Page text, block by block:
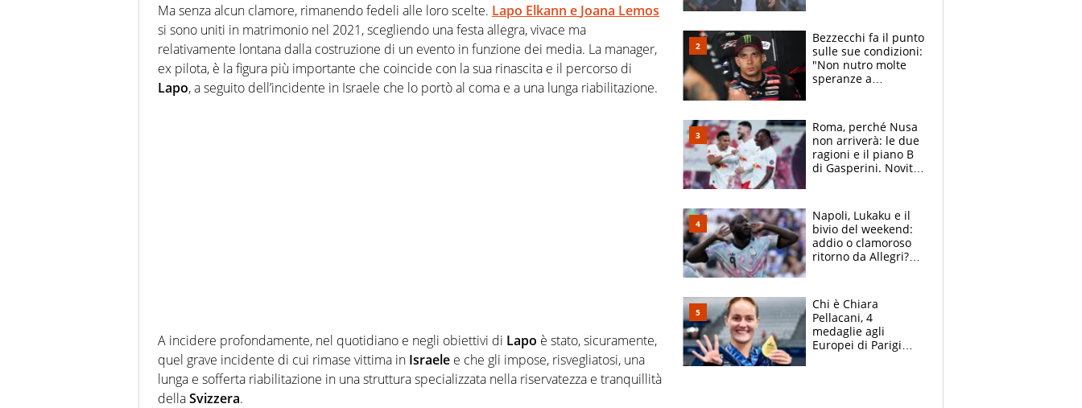
Ma senza alcun clamore, rimanendo fedeli alle loro scelte. Lapo Elkann e Joana Lemos
si sono uniti in matrimonio nel 2021, scegliendo una festa allegra, vivace ma
relativamente lontana dalla costruzione di un evento in funzione dei media. La manager,
ex pilota, è la figura più importante che coincide con la sua rinascita e il percorso di
Lapo, a seguito dell’incidente in Israele che lo portò al coma e a una lunga riabilitazione.
A incidere profondamente, nel quotidiano e negli obiettivi di Lapo è stato, sicuramente,
quel grave incidente di cui rimase vittima in Israele e che gli impose, risvegliatosi, una
lunga e sofferta riabilitazione in una struttura specializzata nella riservatezza e tranquillità
dellaSvizzera.
attacca le palline
Bezzecchi fa il punto
sulle sue condizioni:
"Non nutro molte
speranze a
da Aragon
Roma, perché Nusa
non arriverà: le due
ragioni e il piano B
di Gasperini. Novità
Napoli, Lukaku e il
bivio del weekend:
addio o clamoroso
ritorno da Allegri?
Chi è Chiara
Pellacani, 4
medaglie agli
Europei di Parigi